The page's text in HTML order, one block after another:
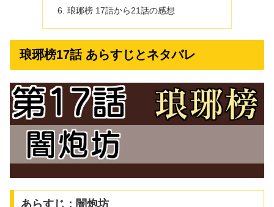
琅琊榜 17話から21話の感想
琅琊榜17話 あらすじとネタバレ
あらすじ：闇炮坊